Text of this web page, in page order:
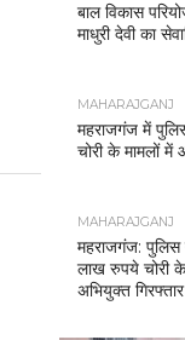
बाल विकास
माधुरी देवी का
MAHARAJGANJ
महराजगंज में
चोरी के मामलों में
MAHARAJGANJ
महराजगंज:
लाख रुपये चोरी
अभियुक्त गिरफ्तार